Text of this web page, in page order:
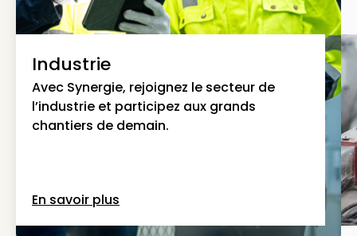
Industrie
Avec Synergie, rejoignez le secteur de
l’industrie et participez aux grands
chantiers de demain.
En savoir plus